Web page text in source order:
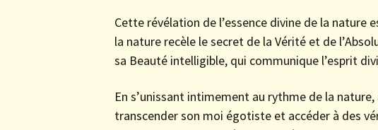
Cette révélation de l’essence divine de la nature
la nature recèle le secret de la Vérité et de
sa Beauté intelligible, qui communique l’esprit
En s’unissant intimement au rythme de la
transcender son moi égotiste et accéder à des